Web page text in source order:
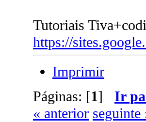
Tutoriais
https://
Imprimir
Páginas: [1] Ir
« anterior seguinte